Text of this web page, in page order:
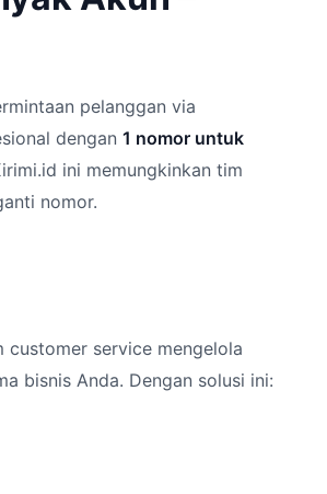
pelanggan via
dengan 1 nomor untuk
ini memungkinkan tim
nomor.
customer service mengelola
bisnis Anda. Dengan solusi ini: